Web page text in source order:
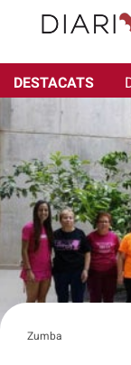
DESTACATS
Zumba